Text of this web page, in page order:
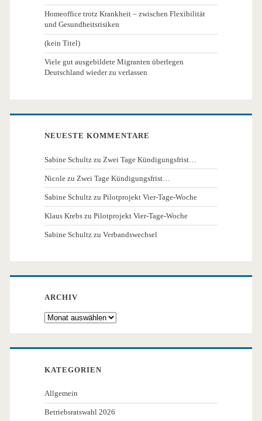
Homeoffice trotz Krankheit – zwischen Flexibilität
und Gesundheitsrisiken
(kein Titel)
Viele gut ausgebildete Migranten überlegen
Deutschland wieder zu verlassen
NEUESTE KOMMENTARE
Sabine Schultz zu Zwei Tage Kündigungsfrist…
Nicole zu Zwei Tage Kündigungsfrist…
Sabine Schultz zuPilotprojekt Vier-Tage-Woche
Klaus Krebs zuPilotprojekt Vier-Tage-Woche
Sabine Schultz zuVerbandswechsel
ARCHIV
Archiv
KATEGORIEN
Allgemein
Betriebsratswahl 2026